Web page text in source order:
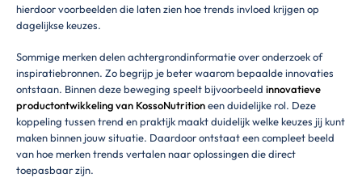
hierdoor voorbeelden die laten zien hoe trends invloed krijgen op
dagelijkse keuzes.
Sommige merken delen achtergrondinformatie over onderzoek of
inspiratiebronnen. Zo begrijp je beter waarom bepaalde innovaties
ontstaan. Binnen deze beweging speelt bijvoorbeeld innovatieve
productontwikkeling van KossoNutritioneen duidelijke rol. Deze
koppeling tussen trend en praktijk maakt duidelijk welke keuzes jij kunt
maken binnen jouw situatie. Daardoor ontstaat een compleet beeld
van hoe merken trends vertalen naar oplossingen die direct
toepasbaar zijn.